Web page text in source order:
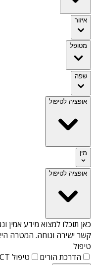
איזור
מטופל
שפה
אופציה לטיפול
מין
אופציה לטיפול
כאן תוכלו למצוא מידע אמין
קשר ישירה ונוחה. המטרה
טיפול
הדרכת הורים
טיפול ACT